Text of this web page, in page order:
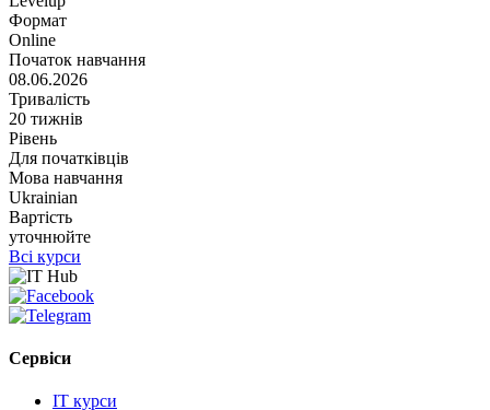
Формат
Online
Початок навчання
08.06.2026
Тривалість
20 тижнів
Рівень
Для початківців
Мова навчання
Ukrainian
Вартість
уточнюйте
Всі курси
Сервіси
IT курси